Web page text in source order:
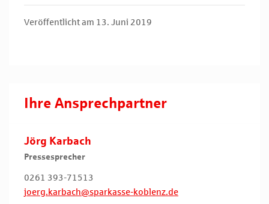
Veröffentlicht am 13. Juni 2019
Ihre Ansprechpartner
Jörg Karbach
Pressesprecher
0261 393-71513
joerg.karbach@sparkasse-koblenz.de